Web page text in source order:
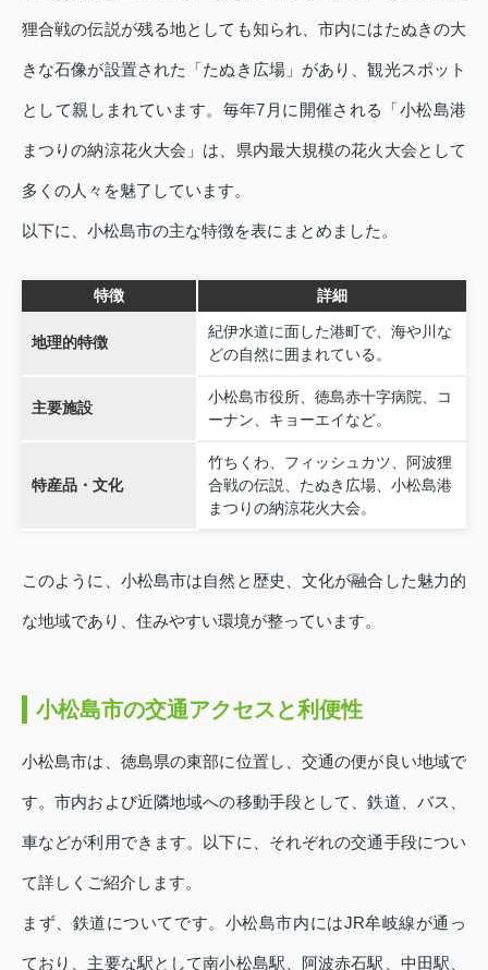
狸合戦の伝説が残る地としても知られ、市内にはたぬきの大
きな石像が設置された「たぬき広場」があり、観光スポット
として親しまれています。毎年7月に開催される「小松島港
まつりの納涼花火大会」は、県内最大規模の花火大会として
多くの人々を魅了しています。
以下に、小松島市の主な特徴を表にまとめました。
特徴 詳細
地理的特徴
紀伊水道に面した港町で、海や川な
どの自然に囲まれている。
主要施設
小松島市役所、徳島赤十字病院、コ
ーナン、キョーエイなど。
特産品・文化
竹ちくわ、フィッシュカツ、阿波狸
合戦の伝説、たぬき広場、小松島港
まつりの納涼花火大会。
このように、小松島市は自然と歴史、文化が融合した魅力的
な地域であり、住みやすい環境が整っています。
小松島市の交通アクセスと利便性
小松島市は、徳島県の東部に位置し、交通の便が良い地域で
す。市内および近隣地域への移動手段として、鉄道、バス、
車などが利用できます。以下に、それぞれの交通手段につい
て詳しくご紹介します。
まず、鉄道についてです。小松島市内にはJR牟岐線が通っ
ており、主要な駅として南小松島駅、阿波赤石駅、中田駅、